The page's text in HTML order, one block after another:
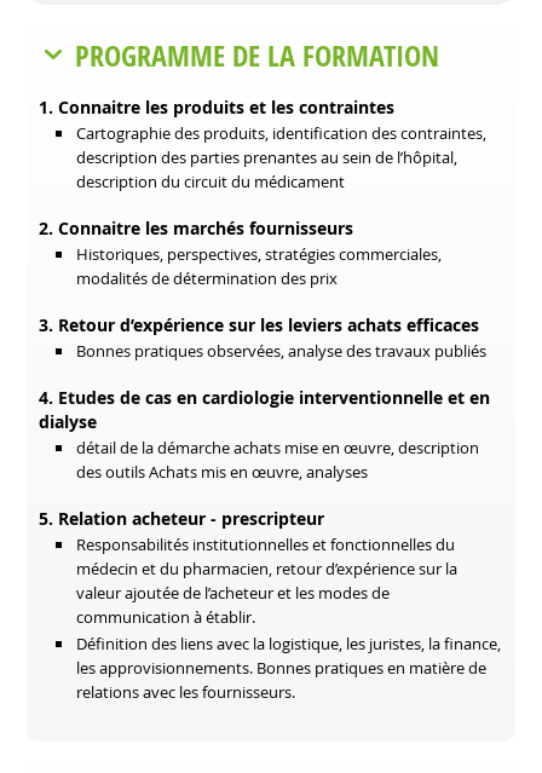
PROGRAMME DE LA FORMATION
1. Connaitre les produits et les contraintes
Cartographie des produits, identification des contraintes,
description des parties prenantes au sein de l’hôpital,
description du circuit du médicament
2. Connaitre les marchés fournisseurs
Historiques, perspectives, stratégies commerciales,
modalités de détermination des prix
3. Retour d’expérience sur les leviers achats efficaces
Bonnes pratiques observées, analyse des travaux publiés
4. Etudes de cas en cardiologie interventionnelle et en
dialyse
détail de la démarche achats mise en œuvre, description
des outils Achats mis en œuvre, analyses
5. Relation acheteur - prescripteur
Responsabilités institutionnelles et fonctionnelles du
médecin et du pharmacien, retour d’expérience sur la
valeur ajoutée de l’acheteur et les modes de
communication à établir.
Définition des liens avec la logistique, les juristes, la finance,
les approvisionnements. Bonnes pratiques en matière de
relations avec les fournisseurs.